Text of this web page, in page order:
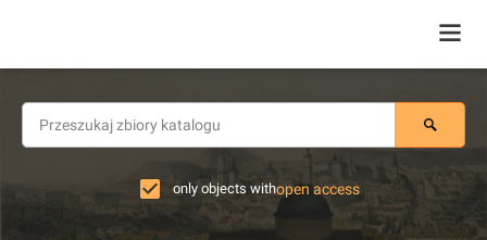
only objects withopen access